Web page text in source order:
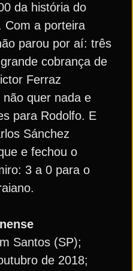
da história do
Com a porteira
parou por aí: três
cobrança de
Ferraz
quer nada e
para Rodolfo. E
Sánchez
e fechou o
3 a 0 para o
Santos (SP);
de 2018;